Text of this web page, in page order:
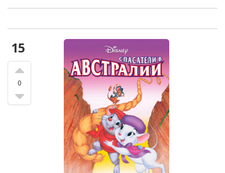
15
0